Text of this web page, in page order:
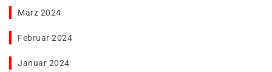
März 2024
Februar 2024
Januar 2024